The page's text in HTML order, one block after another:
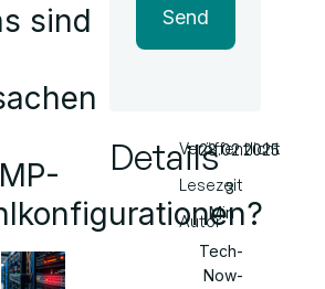
sind
Send
DetailsVeröffentlicht
Lesezeit
Autor
28.02.2025
3
Min
Tech-
Now-